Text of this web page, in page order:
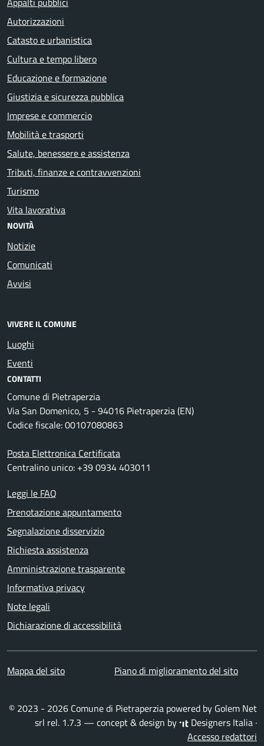
Autorizzazioni
Catasto e urbanistica
Cultura e tempo libero
Educazione e formazione
Giustizia e sicurezza pubblica
Imprese e commercio
Mobilità e trasporti
Salute, benessere e assistenza
Tributi, finanze e contravvenzioni
Turismo
Vita lavorativa
NOVITÀ
Notizie
Comunicati
Avvisi
VIVERE IL COMUNE
Luoghi
Eventi
CONTATTI
Comune di Pietraperzia
Via San Domenico, 5 - 94016 Pietraperzia (EN)
Codice fiscale: 00107080863
Posta Elettronica Certificata
Centralino unico: +39 0934 403011
Leggi le FAQ
Prenotazione appuntamento
Segnalazione disservizio
Richiesta assistenza
Amministrazione trasparente
Informativa privacy
Note legali
Dichiarazione di accessibilità
Mappa del sito Piano di miglioramento del sito
© 2023 - 2026 Comune di Pietraperzia powered by Golem Net
srl rel. 1.7.3 — concept & design by Designers Italia ·
Accesso redattori